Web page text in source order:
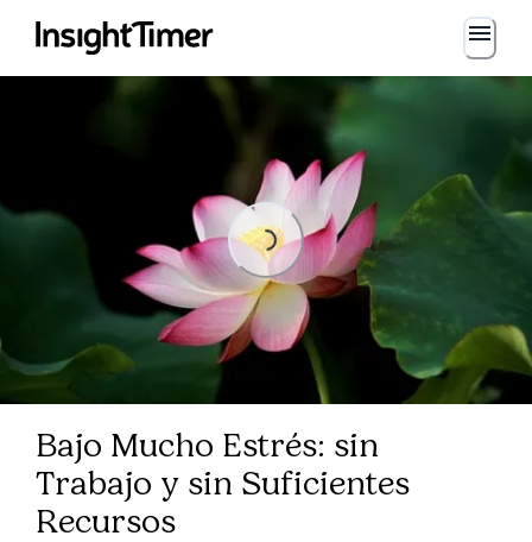
Loading...
Loading...
Bajo Mucho Estrés: sin
Trabajo y sin Suficientes
Recursos